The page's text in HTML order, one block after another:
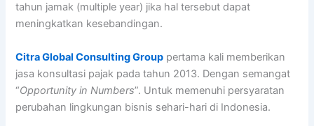
tahun jamak (multiple year) jika hal tersebut dapat
meningkatkan kesebandingan.
Citra Global Consulting Group pertama kali memberikan
jasa konsultasi pajak pada tahun 2013. Dengan semangat
“Opportunity in Numbers”. Untuk memenuhi persyaratan
perubahan lingkungan bisnis sehari-hari di Indonesia.